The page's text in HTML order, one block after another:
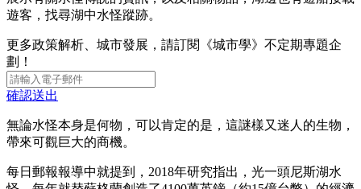
遊客，找尋湖中水怪蹤跡。
更多政策解析、城市發展，請訂閱《城市學》不定期專題企
劃！
確認送出
無論水怪本身是何物，可以肯定的是，這謎樣又迷人的生物，
帶來可觀巨大的商機。
每日郵報報導中就提到，2018年研究指出，光一頭尼斯湖水